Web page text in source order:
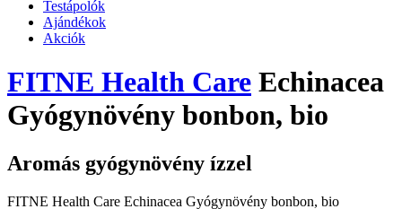
Testápolók
Ajándékok
Akciók
FITNE Health Care Echinacea
Gyógynövény bonbon, bio
Aromás gyógynövény ízzel
FITNE Health Care Echinacea Gyógynövény bonbon, bio